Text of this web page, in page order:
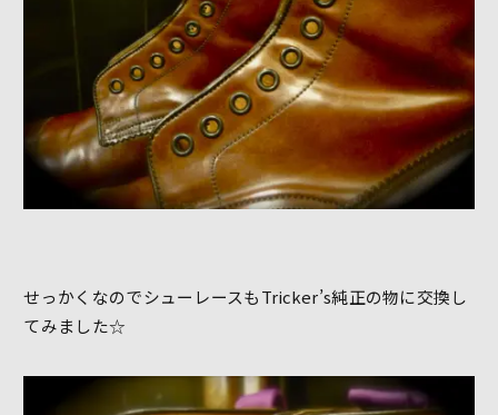
せっかくなのでシューレースもTricker’s純正の物に交換し
てみました☆